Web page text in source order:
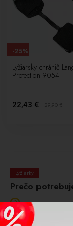
Lyžiarsky chránič
Protection 9054
22,43 € 29,90€
-25%
Lyžiarky
Prečo
Tvarované
oblúkoch, znižujú